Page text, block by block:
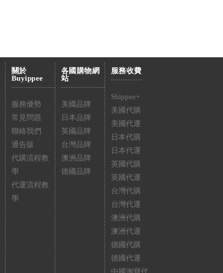
關於
Buyippee
服務優勢
常見問題
聯絡我們
通告版
代購流程教
學
代運流程教
學
各國購物網
站
美國品牌
日本品牌
英國品牌
台灣品牌
澳洲品牌
德國品牌
服務收費
Shippee+
美國代購
美國代運
日本代購
日本代運
英國代購
英國代運
台灣代購
台灣代運
澳洲代購
澳洲代運
德國代購
德國代運